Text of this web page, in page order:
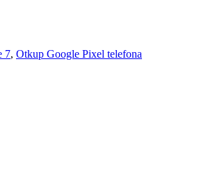
7, Otkup Google Pixel telefona